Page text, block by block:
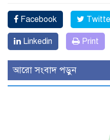
Facebook
Linkedin Print
আরো সংবাদ পড়ুন